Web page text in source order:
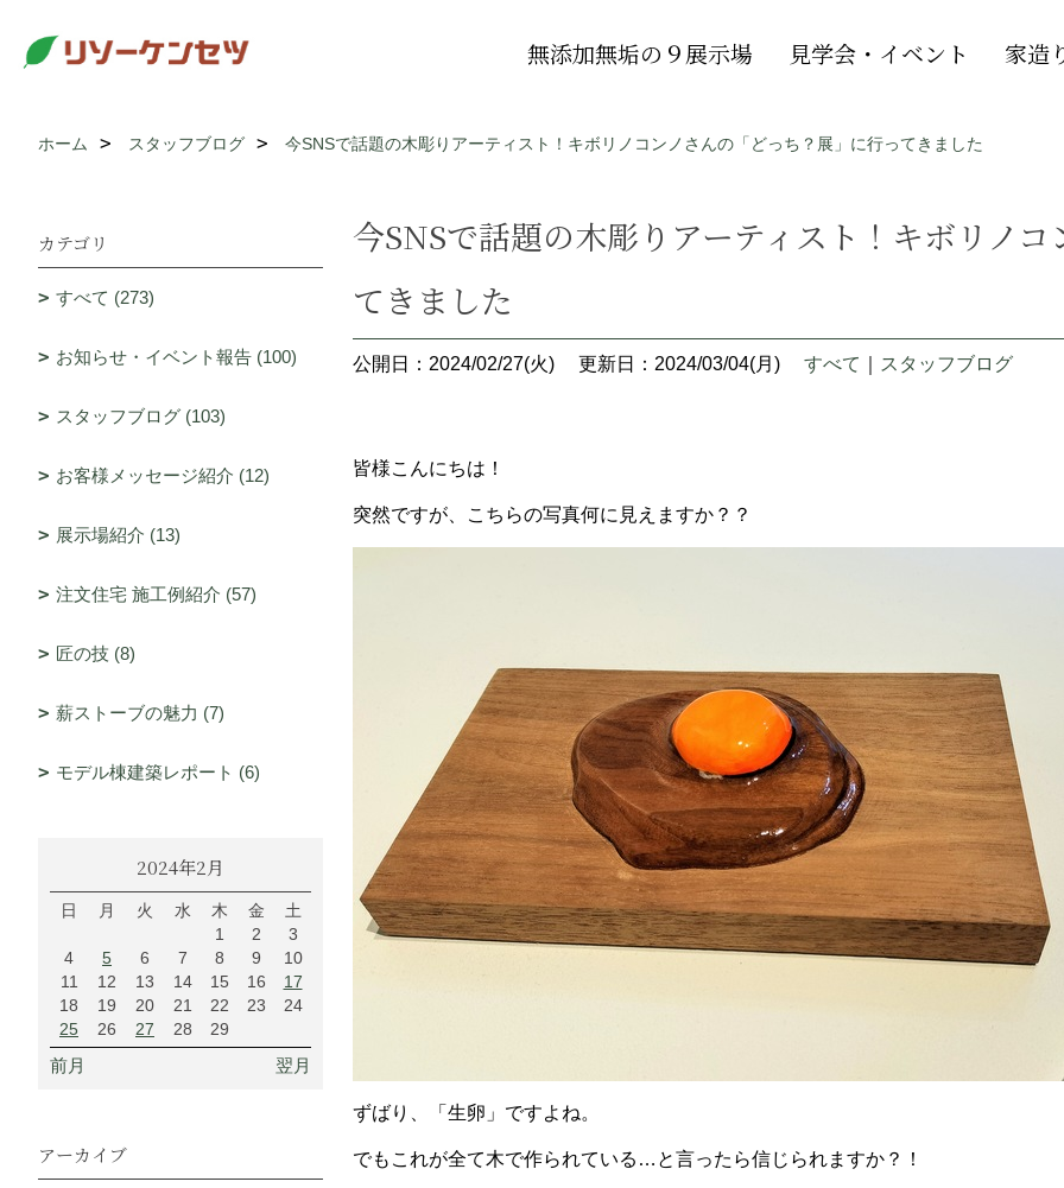
無添加無垢の９展示場 見学会・イベント 家造
ホーム スタッフブログ 今SNSで話題の木彫りアーティスト！キボリノコンノさんの「どっち？展」に行ってきました
今SNSで話題の木彫りアーティスト！キボリノ
てきました
公開日：2024/02/27(火) 更新日：2024/03/04(月) すべて スタッフブログ
皆様こんにちは！
突然ですが、こちらの写真何に見えますか？？
ずばり、「生卵」ですよね。
でもこれが全て木で作られている…と言ったら信じられますか？！
カテゴリ
すべて (273)
お知らせ・イベント報告 (100)
スタッフブログ (103)
お客様メッセージ紹介 (12)
展示場紹介 (13)
注文住宅 施工例紹介 (57)
匠の技 (8)
薪ストーブの魅力 (7)
モデル棟建築レポート (6)
2024年2月
日 月 火 水 木 金
土
1
2
3
4
5 6 7 8 9
10
11
12 13 14 15 16
17
18
19 20 21 22 23
24
25
26 27 28 29
前月 翌月
アーカイブ